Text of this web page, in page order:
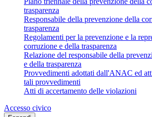
trasparenza
Responsabile della prevenzione della
trasparenza
Regolamenti per la prevenzione e la
corruzione e della trasparenza
Relazione del responsabile della
e della trasparenza
Provvedimenti adottati dall'ANAC ed
tali provvedimenti
Atti di accertamento delle violazioni
Accesso civico